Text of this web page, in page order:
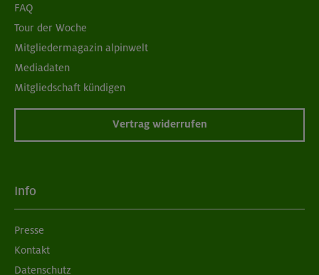
FAQ
Tour der Woche
Mitgliedermagazin alpinwelt
Mediadaten
Mitgliedschaft kündigen
Vertrag widerrufen
Info
Presse
Kontakt
Datenschutz